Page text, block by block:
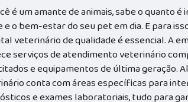
é um amante de animais, sabe o quanto
e o bem-estar do seu pet em dia. E para
veterinário de qualidade é essencial. A
serviços de atendimento veterinário
e equipamentos de última geração.
conta com áreas específicas para
e exames laboratoriais, tudo para